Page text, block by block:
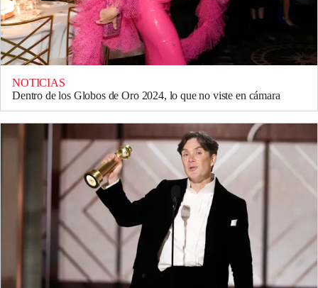
NOTICIAS
Dentro de los Globos de Oro 2024, lo que no viste en cámara